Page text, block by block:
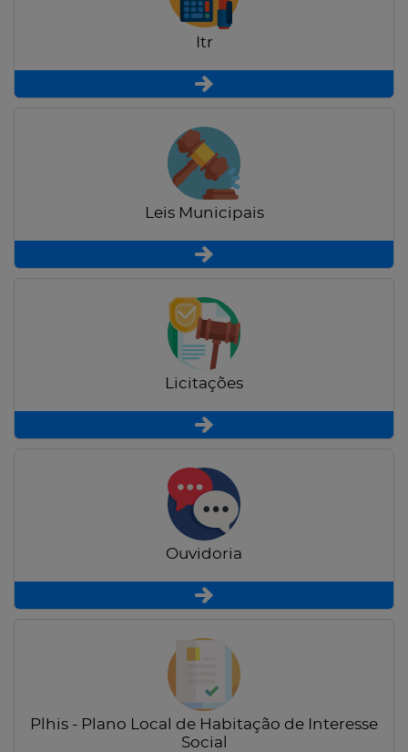
Itr
Leis Municipais
Licitações
Ouvidoria
Plhis - Plano Local de Habitação de Interesse
Social